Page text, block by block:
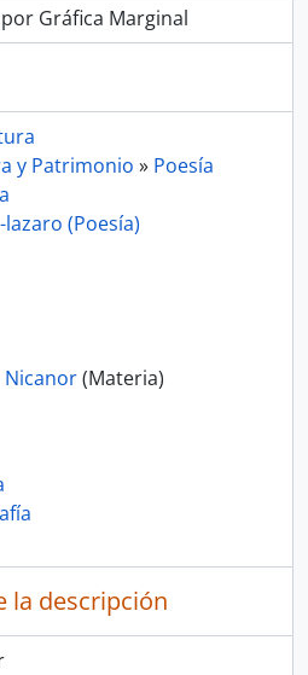
Gráfica Marginal
y Patrimonio » Poesía
lazaro (Poesía)
Nicanor(Materia)
la descripción